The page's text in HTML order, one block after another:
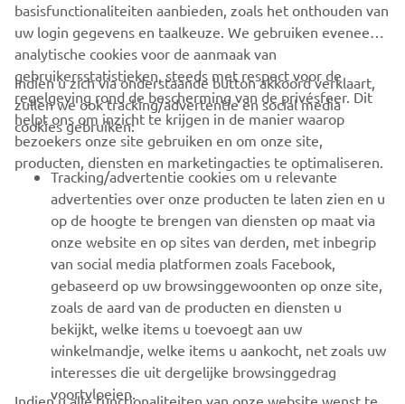
CORPORATE
BUSINESS
MEER YAMAHA
basisfunctionaliteiten aanbieden, zoals het onthouden van
uw login gegevens en taalkeuze. We gebruiken eveneens
analytische cookies voor de aanmaak van
gebruikersstatistieken, steeds met respect voor de
regelgeving rond de bescherming van de privésfeer. Dit
helpt ons om inzicht te krijgen in de manier waarop
bezoekers onze site gebruiken en om onze site,
producten, diensten en marketingacties te optimaliseren.
Indien u zich via onderstaande button akkoord verklaart,
zullen we ook tracking/advertentie en social media
cookies gebruiken:
Tracking/advertentie cookies om u relevante
advertenties over onze producten te laten zien en u
op de hoogte te brengen van diensten op maat via
onze website en op sites van derden, met inbegrip
van social media platformen zoals Facebook,
gebaseerd op uw browsinggewoonten op onze site,
zoals de aard van de producten en diensten u
bekijkt, welke items u toevoegt aan uw
winkelmandje, welke items u aankocht, net zoals uw
interesses die uit dergelijke browsinggedrag
voortvloeien.
Indien u alle functionaliteiten van onze website wenst te